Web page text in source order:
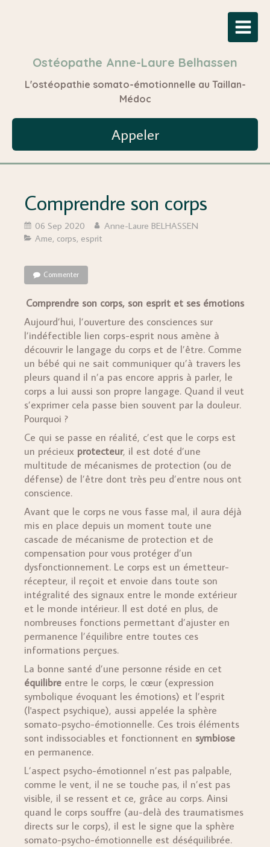
Ostéopathe Anne-Laure Belhassen
L'ostéopathie somato-émotionnelle au Taillan-
Médoc
Appeler
Comprendre son corps
06 Sep 2020
Anne-Laure BELHASSEN
Ame, corps, esprit
Commenter
Comprendre son corps, son esprit et ses émotions
Aujourd’hui, l’ouverture des consciences sur
l’indéfectible lien corps-esprit nous amène à
découvrir le langage du corps et de l’être. Comme
un bébé qui ne sait communiquer qu’à travers les
pleurs quand il n’a pas encore appris à parler, le
corps a lui aussi son propre langage. Quand il veut
s’exprimer cela passe bien souvent par la douleur.
Pourquoi ?
Ce qui se passe en réalité, c’est que le corps est
un précieux protecteur, il est doté d’une
multitude de mécanismes de protection (ou de
défense) de l’être dont très peu d’entre nous ont
conscience.
Avant que le corps ne vous fasse mal, il aura déjà
mis en place depuis un moment toute une
cascade de mécanisme de protection et de
compensation pour vous protéger d’un
dysfonctionnement. Le corps est un émetteur-
récepteur, il reçoit et envoie dans toute son
intégralité des signaux entre le monde extérieur
et le monde intérieur. Il est doté en plus, de
nombreuses fonctions permettant d’ajuster en
permanence l’équilibre entre toutes ces
informations perçues.
La bonne santé d’une personne réside en cet
équilibre entre le corps, le cœur (expression
symbolique évoquant les émotions) et l’esprit
(l'aspect psychique), aussi appelée la sphère
somato-psycho-émotionnelle. Ces trois éléments
sont indissociables et fonctionnent en symbiose
en permanence.
L’aspect psycho-émotionnel n’est pas palpable,
comme le vent, il ne se touche pas, il n’est pas
visible, il se ressent et ce, grâce au corps. Ainsi
quand le corps souffre (au-delà des traumatismes
directs sur le corps), il est le signe que la sphère
somato-psycho-émotionnelle est déséquilibrée.